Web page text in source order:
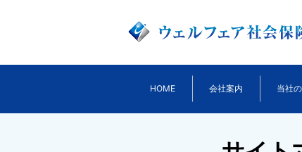
HOME 会社案内 当社